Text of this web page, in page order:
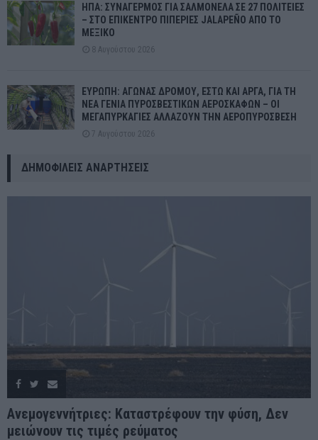
ΗΠΑ: ΣΥΝΑΓΕΡΜΟΣ ΓΙΑ ΣΑΛΜΟΝΕΛΑ ΣΕ 27 ΠΟΛΙΤΕΙΕΣ
– ΣΤΟ ΕΠΙΚΕΝΤΡΟ ΠΙΠΕΡΙΕΣ JALAPEÑO ΑΠΟ ΤΟ
ΜΕΞΙΚΟ
8 Αυγούστου 2026
ΕΥΡΩΠΗ: ΑΓΩΝΑΣ ΔΡΟΜΟΥ, ΕΣΤΩ ΚΑΙ ΑΡΓΑ, ΓΙΑ ΤΗ
ΝΕΑ ΓΕΝΙΑ ΠΥΡΟΣΒΕΣΤΙΚΩΝ ΑΕΡΟΣΚΑΦΩΝ – ΟΙ
ΜΕΓΑΠΥΡΚΑΓΙΕΣ ΑΛΛΑΖΟΥΝ ΤΗΝ ΑΕΡΟΠΥΡΟΣΒΕΣΗ
7 Αυγούστου 2026
ΔΗΜΟΦΙΛΕΊΣ ΑΝΑΡΤΉΣΕΙΣ
Ανεμογεννήτριες: Καταστρέφουν την φύση, Δεν
μειώνουν τις τιμές ρεύματος